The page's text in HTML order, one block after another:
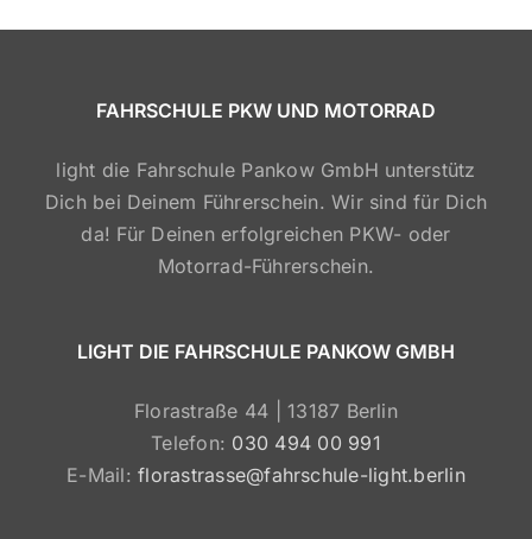
FAHRSCHULE PKW UND MOTORRAD
light die Fahrschule Pankow GmbH unterstütz
Dich bei Deinem Führerschein. Wir sind für Dich
da! Für Deinen erfolgreichen PKW- oder
Motorrad-Führerschein.
LIGHT DIE FAHRSCHULE PANKOW GMBH
Florastraße 44 | 13187 Berlin
Telefon: 030 494 00 991
E-Mail:florastrasse@fahrschule-light.berlin